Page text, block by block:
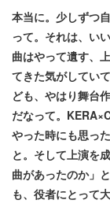
本当に。少しずつ
って。それは、い
曲はやって遺す、
てきた気がしてい
ども、やはり舞台
だなって。
やった時にも思っ
と。そして上演を
曲があったのか」
も、役者にとって